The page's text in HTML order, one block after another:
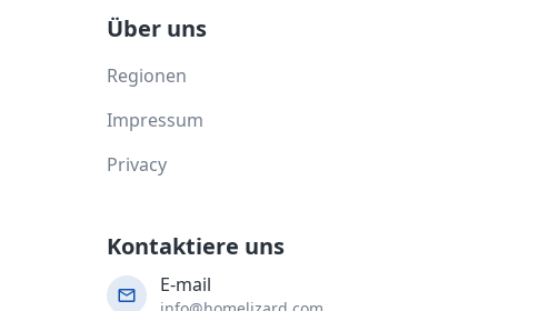
Über uns
Regionen
Impressum
Privacy
Kontaktiere uns
E-mail